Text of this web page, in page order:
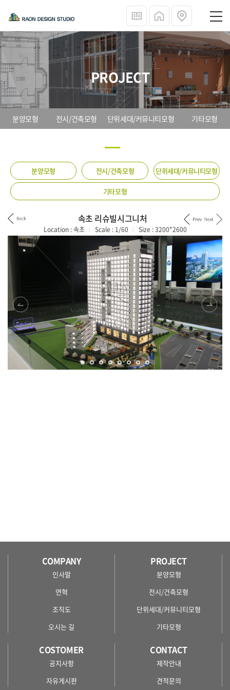
PROJECT
분양모형 전시/건축모형 단위세대/커뮤니티모형 기타모형
분양모형 전시/건축모형 단위세대/커뮤니티모형
기타모형
속초 리슈빌시그니처
Location :속초 Scale :1/60 Size :3200*2600
COMPANY
인사말
연혁
조직도
오시는 길
PROJECT
분양모형
전시/건축모형
단위세대/커뮤니티모형
기타모형
COSTOMER
공지사항
자유게시판
CONTACT
제작안내
견적문의